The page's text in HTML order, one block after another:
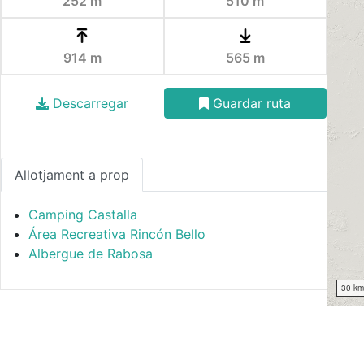
30 km
914 m 565 m
Descarregar Guardar ruta
Allotjament a prop
Camping Castalla
Área Recreativa Rincón Bello
Albergue de Rabosa